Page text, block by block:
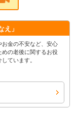
え」
金の不安など、安心
めの老後に関するお役
ています。